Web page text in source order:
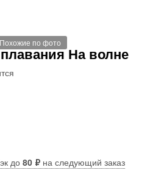
Похожие по фото
На волне
до80 ₽ на следующий заказ